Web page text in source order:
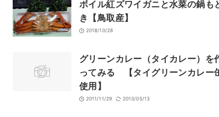
ボイル紅ズワイガニと水菜の鍋も
き【鳥取産】
2018/10/28
グリーンカレー（タイカレー）を
ってみる 【タイグリーンカレー
使用】
2011/11/29 2013/05/13